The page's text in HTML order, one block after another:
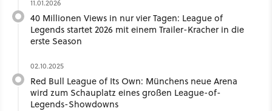
11.01.2026
40 Millionen Views in nur vier Tagen: League of
Legends startet 2026 mit einem Trailer-Kracher in die
erste Season
02.10.2025
Red Bull League of Its Own: Münchens neue Arena
wird zum Schauplatz eines großen League-of-
Legends-Showdowns